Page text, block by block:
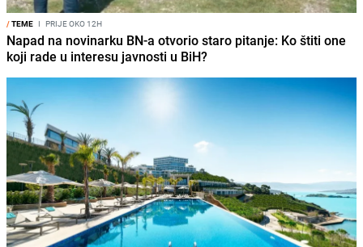
/TEME I PRIJE OKO 12H
Napad na novinarku BN-a otvorio staro pitanje: Ko štiti one
koji rade u interesu javnosti u BiH?